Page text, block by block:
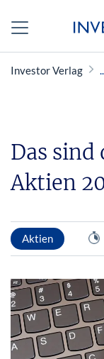
Investor Verlag
Das sind
Aktien
Aktien